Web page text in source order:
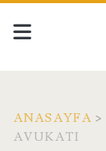
ANASAYFA >
AVUKATI